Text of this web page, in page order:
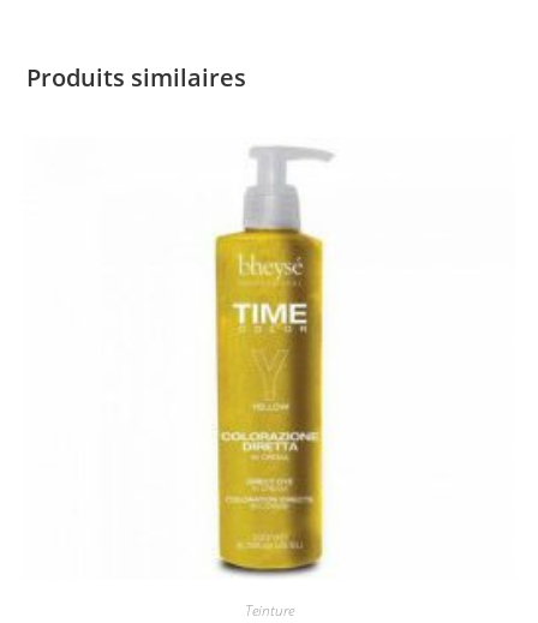
Produits similaires
Teinture